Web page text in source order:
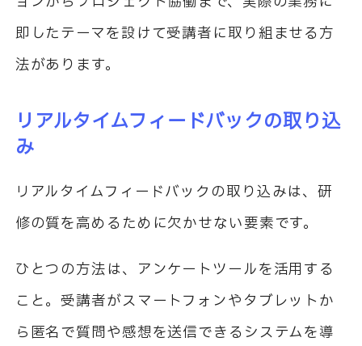
即したテーマを設けて受講者に取り組ませる方
法があります。
リアルタイムフィードバックの取り込
み
リアルタイムフィードバックの取り込みは、研
修の質を高めるために欠かせない要素です。
ひとつの方法は、アンケートツールを活用する
こと。受講者がスマートフォンやタブレットか
ら匿名で質問や感想を送信できるシステムを導